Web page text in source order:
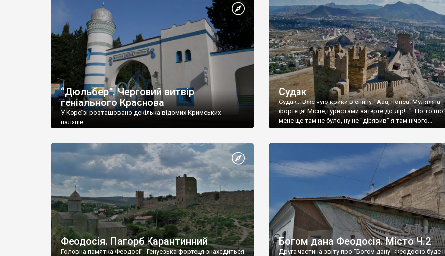
“Дюльбер”. Черговий витвір
геніального Краснова
У Кореїзі розташовано декілька відомих Кримських
палаців.
Судак
Судак... Вже чую крики в спину: "Ааа, попса! Муляжна
фортеця! Місце,туристами затерте до дір!..." Но то
мене ще там не було, ну не "дірявив" я там нічого...
принаймні до цього літа.
Феодосія. Пагорб Карантинний
Головна памятка Феодосії - Генуезька фортеця знаходиться
Богом дана Феодосія. Місто Ч.2
Друга частина звіту про "Богом дану" Феодосію буде